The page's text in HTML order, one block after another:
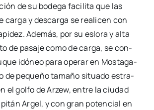
de su bode­ga faci­li­ta que las
car­ga y des­car­ga se reali­cen con
Ade­más, por su eslo­ra y alta
de pasa­je como de car­ga, se con­
idó­neo para ope­rar en Mos­ta­ga­
de peque­ño tama­ño situa­do estra­
el gol­fo de Arzew, entre la ciu­dad
Argel, y con gran poten­cial en